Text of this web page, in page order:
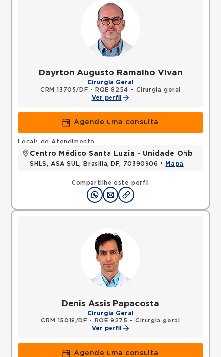
Dayrton Augusto Ramalho Vivan
Cirurgia Geral
CRM 13705/DF •
RQE 8254 - Cirurgia geral
Ver perfil
Agende uma consulta
Compartilhe este perfil
Locais de Atendimento
Centro Médico Santa Luzia - Unidade Ohb
SHLS, ASA SUL, Brasilia, DF, 70390906 • Mapa
Denis Assis Papacosta
Cirurgia Geral
CRM 15018/DF •
RQE 9275 - Cirurgia geral
Ver perfil
Agende uma consulta